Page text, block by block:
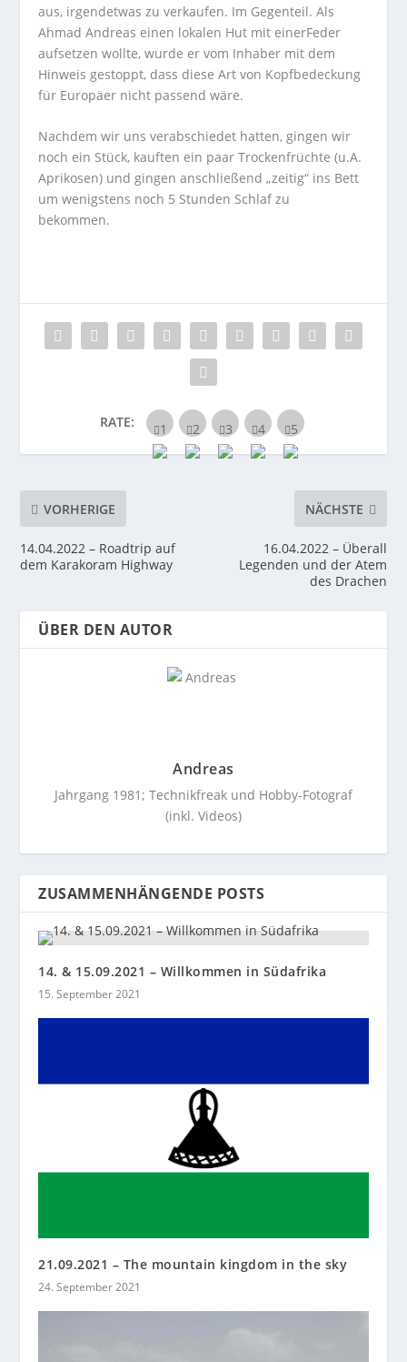
aus, irgendetwas zu verkaufen. Im Gegenteil. Als
Ahmad Andreas einen lokalen Hut mit einerFeder
aufsetzen wollte, wurde er vom Inhaber mit dem
Hinweis gestoppt, dass diese Art von Kopfbedeckung
für Europäer nicht passend wäre.
Nachdem wir uns verabschiedet hatten, gingen wir
noch ein Stück, kauften ein paar Trockenfrüchte (u.A.
Aprikosen) und gingen anschließend „zeitig“ ins Bett
um wenigstens noch 5 Stunden Schlaf zu
bekommen.
RATE:
VORHERIGE
14.04.2022 – Roadtrip auf
dem Karakoram Highway
NÄCHSTE
16.04.2022 – Überall
Legenden und der Atem
des Drachen
ÜBER DEN AUTOR
Andreas
Jahrgang 1981; Technikfreak und Hobby-Fotograf
(inkl. Videos)
ZUSAMMENHÄNGENDE POSTS
14. & 15.09.2021 – Willkommen in Südafrika
15. September 2021
21.09.2021 – The mountain kingdom in the sky
24. September 2021